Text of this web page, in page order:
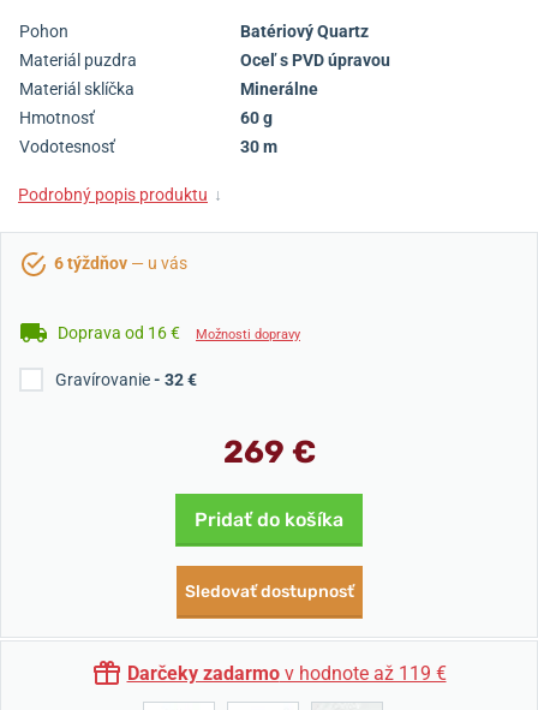
Pohon
Batériový Quartz
Materiál puzdra
Oceľ s PVD úpravou
Materiál sklíčka
Minerálne
Hmotnosť
60 g
Vodotesnosť
30 m
Podrobný popis produktu ↓
6 týždňov — u vás
Doprava od 16 € Možnosti dopravy
Gravírovanie- 32 €
269 €
Pridať do košíka
Sledovať dostupnosť
Darčeky zadarmov hodnote až 119 €